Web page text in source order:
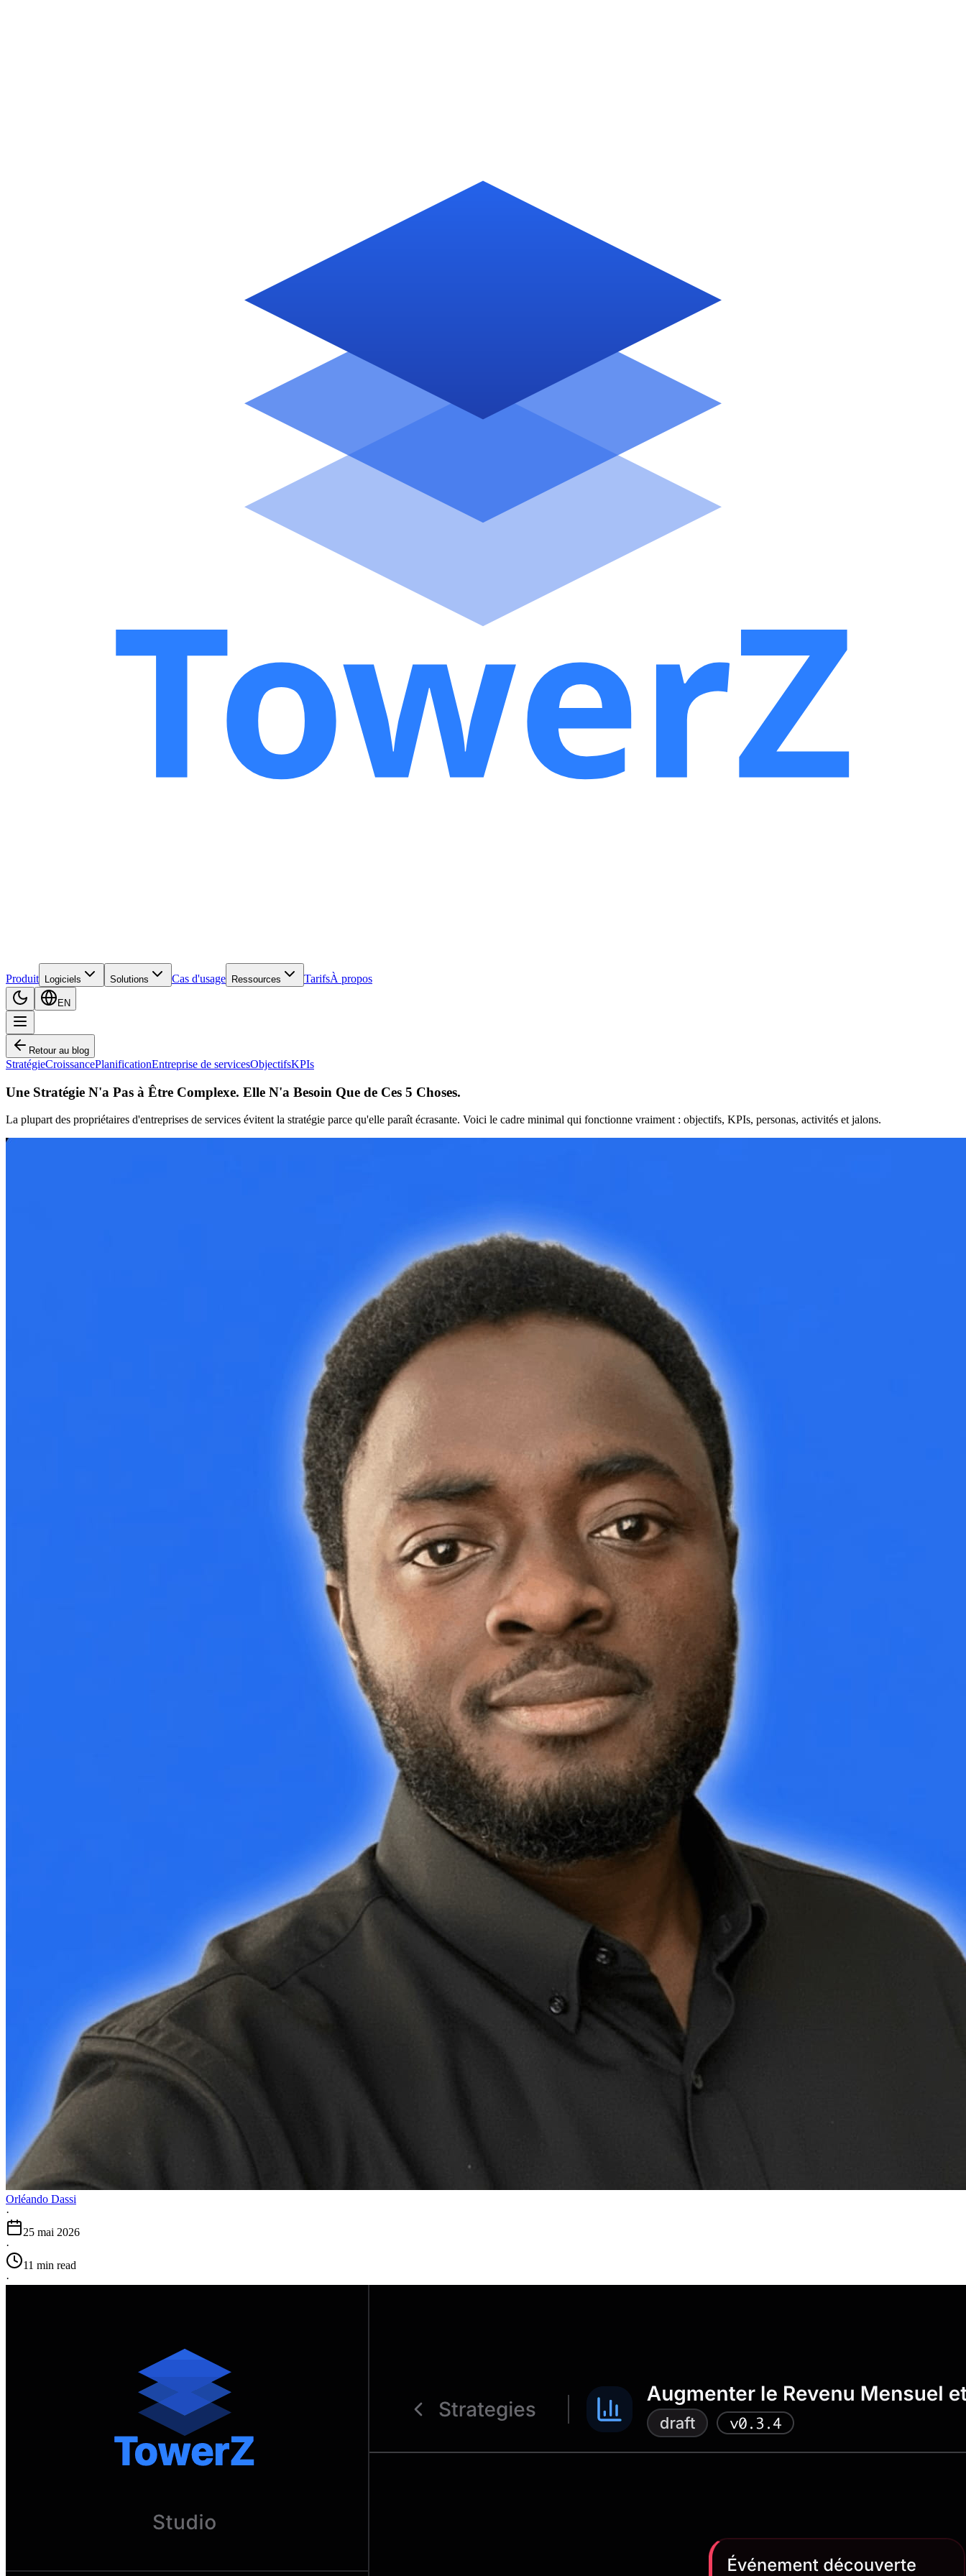
Produit Logiciels Solutions Cas d'usage Ressources TarifsÀ propos
EN
Retour au blog
StratégieCroissancePlanificationEntreprise de servicesObjectifsKPIs
Une Stratégie N'a Pas à Être Complexe. Elle N'a Besoin Que de Ces 5 Choses.
La plupart des propriétaires d'entreprises de services évitent la stratégie parce qu'elle paraît écrasante. Voici le cadre minimal qui fonctionne vraiment : objectifs, KPIs, personas, activités et jalons.
Orléando Dassi
·
25 mai 2026
·
11 min read
·